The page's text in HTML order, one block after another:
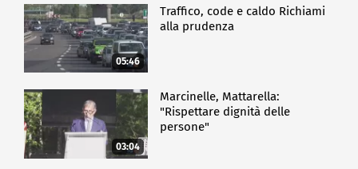
05:46
Traffico, code e caldo Richiami
alla prudenza
03:04
Marcinelle, Mattarella:
"Rispettare dignità delle
persone"